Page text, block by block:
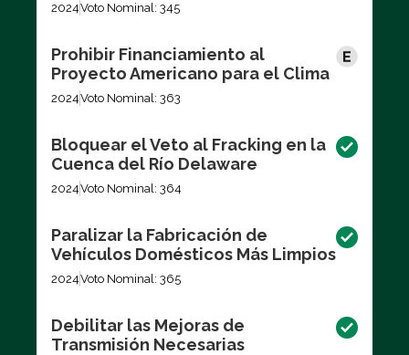
2024Voto Nominal: 345
Prohibir Financiamiento al
Proyecto Americano para el Clima
2024Voto Nominal: 363
Bloquear el Veto al Fracking en la
Cuenca del Río Delaware
2024Voto Nominal: 364
Paralizar la Fabricación de
Vehículos Domésticos Más Limpios
2024Voto Nominal: 365
Debilitar las Mejoras de
Transmisión Necesarias